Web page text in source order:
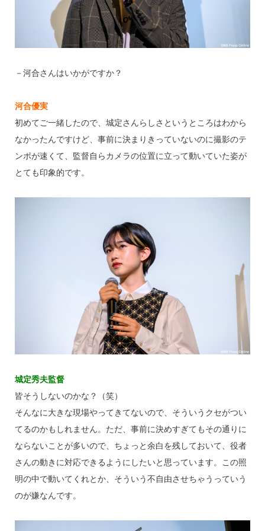
－河合さんはいかがですか？
河合優実
初めてご一緒したので、城定さんらしさというところはわから
なかったんですけど、事前に決まりきっていないのに撮影のテ
ンポが速くて、監督自らカメラの位置に立って動いていた姿が
とても印象的です。
城定秀夫監督
皆そうしないのかな？（笑）
そんなに大きな現場やってきてないので、そういうクセがつい
てるのかもしれません。ただ、事前に決めすぎてもその通りに
ならないことが多いので、ちょっと余白を残しておいて、役者
さんの動きに対応できるようにしたいと思っています。この照
明の中で動いてくれとか、そういう不自由させちゃうっていう
のが嫌なんです。